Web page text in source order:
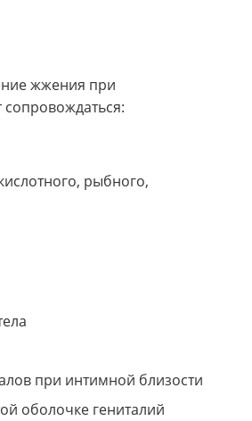
жжения при
рыбного,
при интимной близости
оболочке гениталий